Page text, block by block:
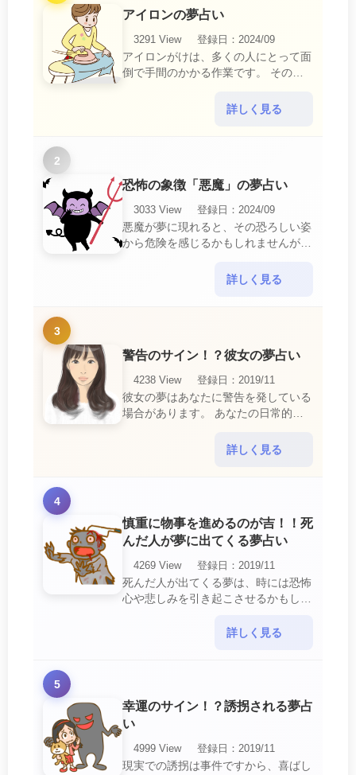
アイロンの夢占い
3291 View
登録日：2024/09
アイロンがけは、多くの人にとって面
倒で手間のかかる作業です。 そのた
中で感じるわずらわしさやストレスか
詳しく見る
2
恐怖の象徴「悪魔」の夢占い
3033 View
登録日：2024/09
悪魔が夢に現れると、その恐ろしい姿
から危険を感じるかもしれませんが、
詳しく見る
3
警告のサイン！？彼女の夢占い
4238 View
登録日：2019/11
彼女の夢はあなたに警告を発している
場合があります。 あなたの日常的な
詳しく見る
4
慎重に物事を進めるのが吉！！死
んだ人が夢に出てくる夢占い
4269 View
登録日：2019/11
死んだ人が出てくる夢は、時には恐怖
心や悲しみを引き起こさせるかもしれ
意して欲しいメッセージや警告を伝え
詳しく見る
5
幸運のサイン！？誘拐される夢占
い
4999 View
登録日：2019/11
現実での誘拐は事件ですから、喜ばし